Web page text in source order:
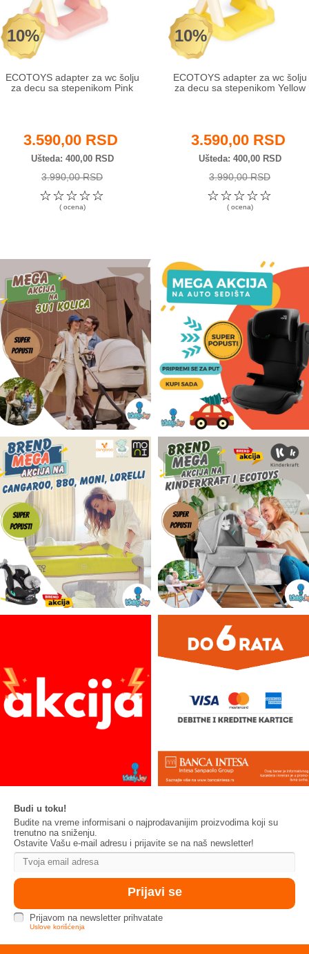
10%
ECOTOYS adapter za wc šolju
za decu sa stepenikom Pink
3.590,00 RSD
Ušteda 400,00 RSD
3.990,00 RSD
☆
☆
☆
☆
☆
( ocena)
10%
ECOTOYS adapter za wc šolju
za decu sa stepenikom Yellow
3.590,00 RSD
Ušteda 400,00 RSD
3.990,00 RSD
☆
☆
☆
☆
☆
( ocena)
Budi u toku!
Budite na vreme informisani o najprodavanijim proizvodima koji su
trenutno na sniženju.
Ostavite Vašu e-mail adresu i prijavite se na naš newsletter!
Prijavom na newsletter prihvatate
Uslove korišćenja